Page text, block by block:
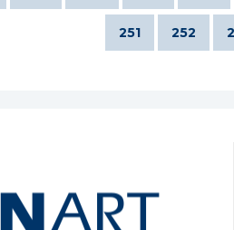
251 252